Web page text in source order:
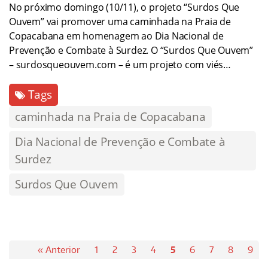
No próximo domingo (10/11), o projeto “Surdos Que
Ouvem” vai promover uma caminhada na Praia de
Copacabana em homenagem ao Dia Nacional de
Prevenção e Combate à Surdez. O “Surdos Que Ouvem”
– surdosqueouvem.com – é um projeto com viés…
Tags
caminhada na Praia de Copacabana
Dia Nacional de Prevenção e Combate à
Surdez
Surdos Que Ouvem
« Anterior 1 2 3 4 5 6 7 8
9